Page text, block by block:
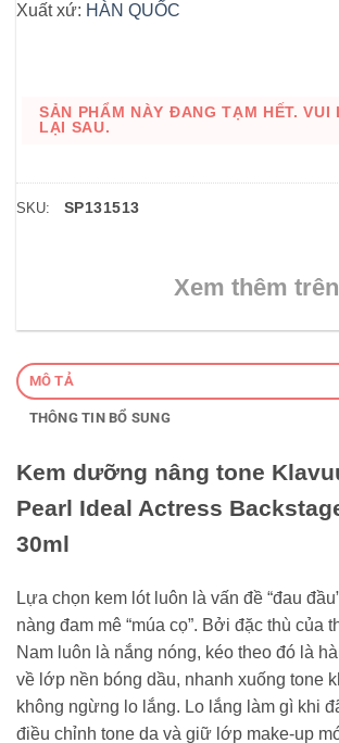
Xuất xứ: HÀN QUỐC
SẢN PHẨM NÀY ĐANG TẠM HẾT. VUI
LẠI SAU.
SKU: SP131513
Xem thêm
MÔ TẢ
THÔNG TIN BỔ SUNG
Kem dưỡng nâng tone
Pearl Ideal Actress
30ml
Lựa chọn kem lót luôn là vấn đề “đau
nàng đam mê “múa cọ”. Bởi đặc thù của
Nam luôn là nắng nóng, kéo theo đó là
về lớp nền bóng dầu, nhanh xuống tone
không ngừng lo lắng. Lo lắng làm gì khi
điều chỉnh tone da và giữ lớp make-up